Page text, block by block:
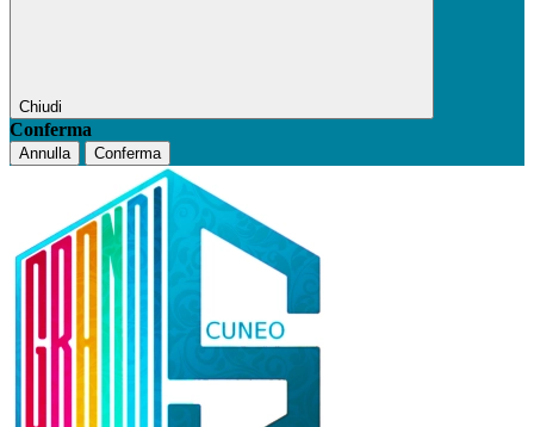
Chiudi
Conferma
Annulla Conferma